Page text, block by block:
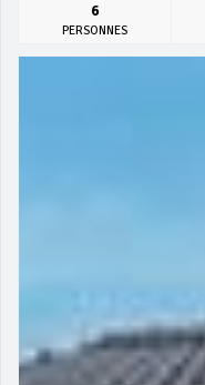
6
PERSONNES